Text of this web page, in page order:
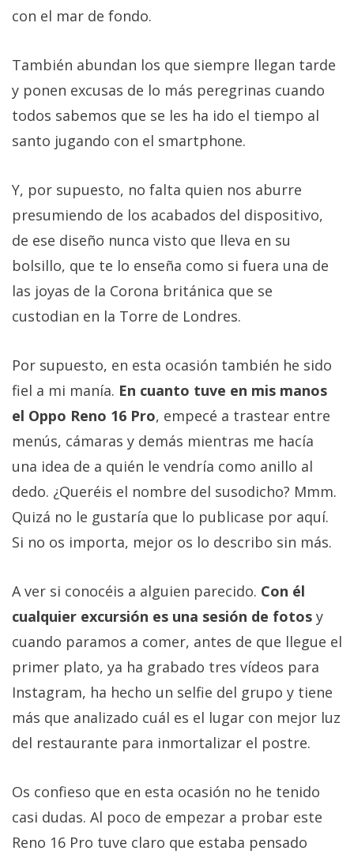
con el mar de fondo.
También abundan los que siempre llegan tarde
y ponen excusas de lo más peregrinas cuando
todos sabemos que se les ha ido el tiempo al
santo jugando con el smartphone.
Y, por supuesto, no falta quien nos aburre
presumiendo de los acabados del dispositivo,
de ese diseño nunca visto que lleva en su
bolsillo, que te lo enseña como si fuera una de
las joyas de la Corona británica que se
custodian en la Torre de Londres.
Por supuesto, en esta ocasión también he sido
fiel a mi manía. En cuanto tuve en mis manos
el Oppo Reno 16 Pro, empecé a trastear entre
menús, cámaras y demás mientras me hacía
una idea de a quién le vendría como anillo al
dedo. ¿Queréis el nombre del susodicho? Mmm.
Quizá no le gustaría que lo publicase por aquí.
Si no os importa, mejor os lo describo sin más.
A ver si conocéis a alguien parecido. Con él
cualquier excursión es una sesión de fotos y
cuando paramos a comer, antes de que llegue el
primer plato, ya ha grabado tres vídeos para
Instagram, ha hecho un selfie del grupo y tiene
más que analizado cuál es el lugar con mejor luz
del restaurante para inmortalizar el postre.
Os confieso que en esta ocasión no he tenido
casi dudas. Al poco de empezar a probar este
Reno 16 Pro tuve claro que estaba pensado